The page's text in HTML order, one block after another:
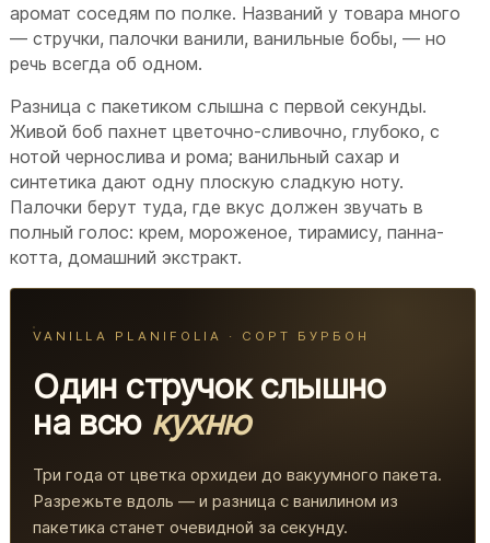
аромат соседям по полке. Названий у товара много
— стручки, палочки ванили, ванильные бобы, — но
речь всегда об одном.
Разница с пакетиком слышна с первой секунды.
Живой боб пахнет цветочно-сливочно, глубоко, с
нотой чернослива и рома; ванильный сахар и
синтетика дают одну плоскую сладкую ноту.
Палочки берут туда, где вкус должен звучать в
полный голос: крем, мороженое, тирамису, панна-
котта, домашний экстракт.
VANILLA PLANIFOLIA · СОРТ БУРБОН
Один стручок слышно
на всю кухню
Три года от цветка орхидеи до вакуумного пакета.
Разрежьте вдоль — и разница с ванилином из
пакетика станет очевидной за секунду.